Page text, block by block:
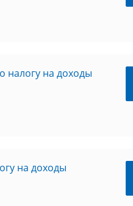
налогу на доходы
на доходы